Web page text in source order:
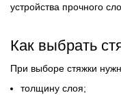
устройства прочного
Как выбрать
При выборе стяжки
толщину слоя;